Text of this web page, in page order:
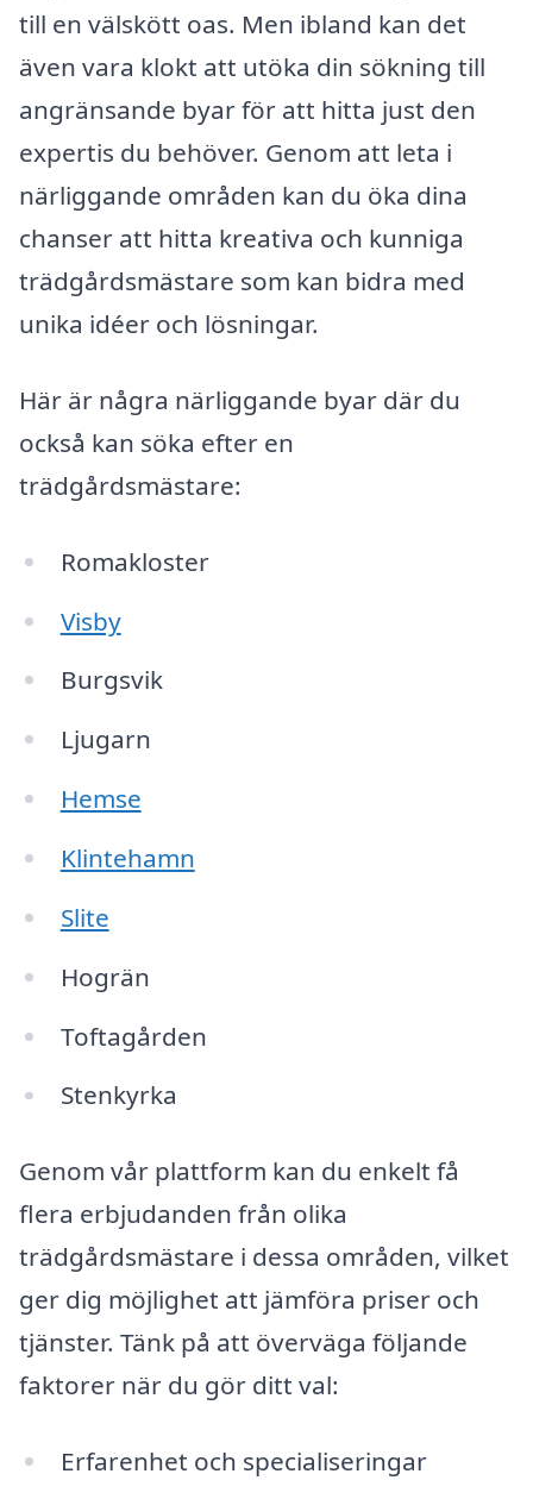
till en välskött oas. Men ibland kan det
även vara klokt att utöka din sökning till
angränsande byar för att hitta just den
expertis du behöver. Genom att leta i
närliggande områden kan du öka dina
chanser att hitta kreativa och kunniga
trädgårdsmästare som kan bidra med
unika idéer och lösningar.
Här är några närliggande byar där du
också kan söka efter en
trädgårdsmästare:
Romakloster
Visby
Burgsvik
Ljugarn
Hemse
Klintehamn
Slite
Hogrän
Toftagården
Stenkyrka
Genom vår plattform kan du enkelt få
flera erbjudanden från olika
trädgårdsmästare i dessa områden, vilket
ger dig möjlighet att jämföra priser och
tjänster. Tänk på att överväga följande
faktorer när du gör ditt val:
Erfarenhet och specialiseringar